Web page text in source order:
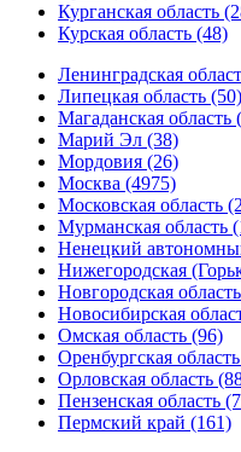
Курганская область
Курская область (48)
Ленинградская
Липецкая область (50)
Магаданская область
Марий Эл (38)
Мордовия (26)
Москва (4975)
Московская область
Мурманская область
Ненецкий
Нижегородская
Новгородская
Новосибирская
Омская область (96)
Оренбургская
Орловская область
Пензенская область
Пермский край (161)